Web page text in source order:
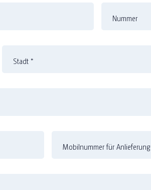
Nummer
Stadt *
Mobilnummer für Anlieferung